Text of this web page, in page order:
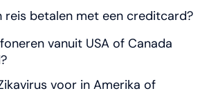
reis betalen met een creditcard?
vanuit USA of Canada
voor in Amerika of